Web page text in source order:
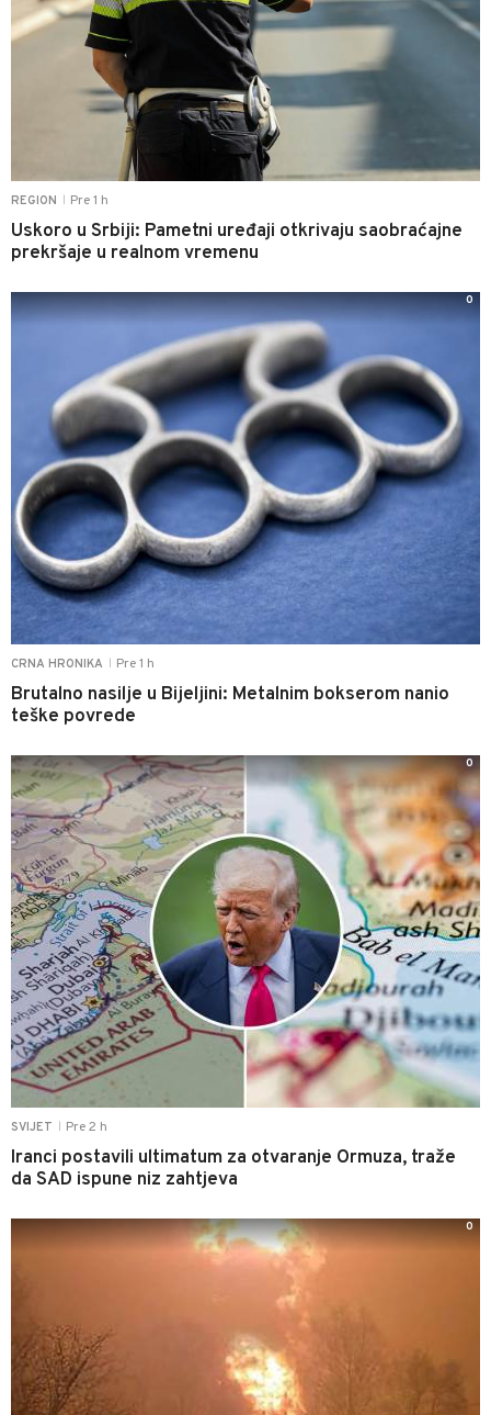
REGION Pre 1 h
Uskoro u Srbiji: Pametni uređaji otkrivaju saobraćajne
prekršaje u realnom vremenu
CRNA HRONIKA Pre 1 h
Brutalno nasilje u Bijeljini: Metalnim bokserom nanio
teške povrede
0
SVIJET Pre 2 h
Iranci postavili ultimatum za otvaranje Ormuza, traže
da SAD ispune niz zahtjeva
0
0